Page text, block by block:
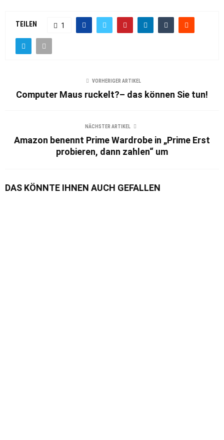
TEILEN 1
VORHERIGER ARTIKEL
Computer Maus ruckelt?– das können Sie tun!
NÄCHSTER ARTIKEL
Amazon benennt Prime Wardrobe in „Prime Erst
probieren, dann zahlen“ um
DAS KÖNNTE IHNEN AUCH GEFALLEN